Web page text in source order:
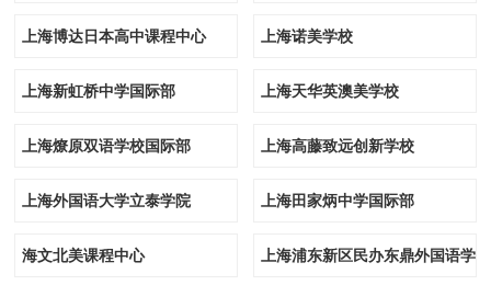
上海博达日本高中课程中心 上海诺美学校
上海新虹桥中学国际部 上海天华英澳美学校
上海燎原双语学校国际部 上海高藤致远创新学校
上海外国语大学立泰学院 上海田家炳中学国际部
海文北美课程中心 上海浦东新区民办东鼎外国语学校